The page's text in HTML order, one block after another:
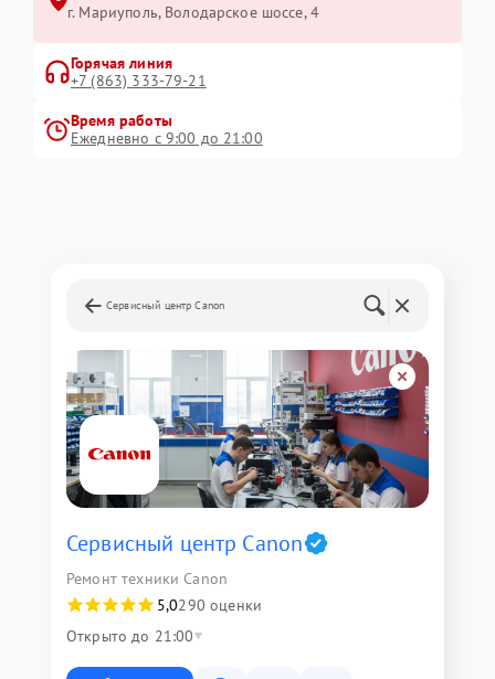
г. Мариуполь, Володарское шоссе, 4
Горячая линия
+7 (863) 333-79-21
Время работы
Ежедневно с 9:00 до 21:00
Сервисный центр Canon
Сервисный центр Canon
Ремонт техники Canon
5,0290 оценки
Открыто до 21:00